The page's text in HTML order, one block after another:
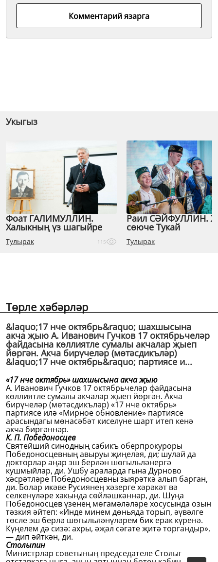
Комментарий язарга
Укыгыз
Фоат ГАЛИМУЛЛИН.
Халыкның үз шагыйре
Тулырак 115
Раил СӘЙФУЛЛИН.
сөюче Тукай
Тулырак
Төрле хәбәрләр
&laquo;17 нче октябрь&raquo; шахшысына
акча җыю А. Иванович Гучков 17 октябрьчеләр
файдасына көллиятле сумалы акчалар җыеп
йөргән. Акча бирүчеләр (мөтәсдикъләр)
&laquo;17 нче октябрь&raquo; партиясе и...
«17 нче октябрь» шахшысына акча җыю
А. Иванович Гучков 17 октябрьчеләр файдасына
көллиятле сумалы акчалар җыеп йөргән. Акча
бирүчеләр (мөтәсдикъләр) «17 нче октябрь»
партиясе илә «Мирное обновление» партиясе
арасындагы мөнасәбәт киселүне шарт итеп кенә
акча биргәннәр.
К. П. Победоносцев
Святейший синодның сабикъ оберпрокуроры
Победоносцевның авыруы җиңеләя, ди; шулай да
докторлар аңар эш берлән шөгыльләнергә
кушмыйлар, ди. Ушбу араларда гына Дурново
хәсрәтләре Победоносцевны зыярәткә алып барган,
ди. Болар икәве Русиянең хәзерге хәрәкәт вә
селкенүләре хакында сөйләшкәннәр, ди. Шуңа
Победоносцев үзенең мөгамәләләре хосусында озын
тәзкия әйтеп: «Инде минем дөньяда торып, әүвәлге
төсле эш берлә шөгыльләнүләрем бик ерак күренә.
Күңелем дә сизә: ахры, әҗәл сәгате җитә торгандыр»,
— дип әйткән, ди.
Столыпин
Министрлар советының председателе Столыпин